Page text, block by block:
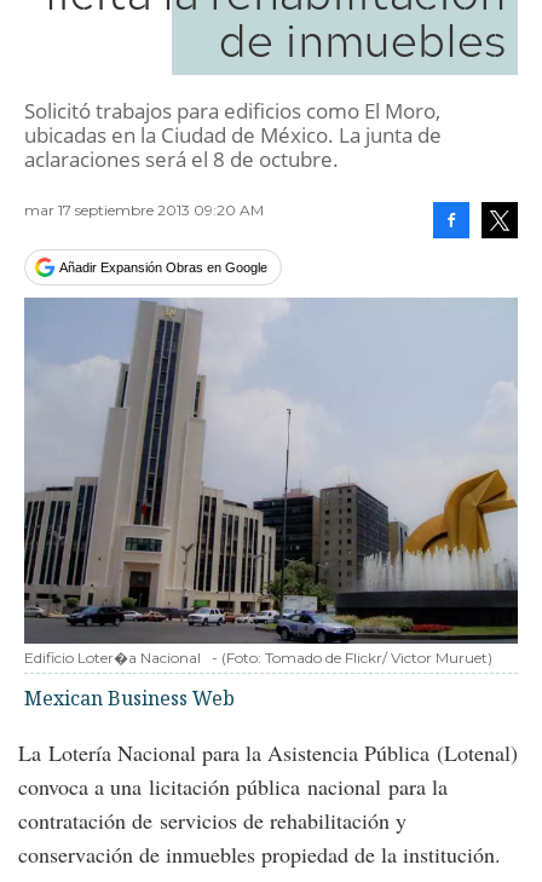
de inmuebles
Solicitó trabajos para edificios como El Moro,
ubicadas en la Ciudad de México. La junta de
aclaraciones será el 8 de octubre.
mar 17 septiembre 2013 09:20 AM
Añadir Expansión Obras en Google
Edificio Loter�a Nacional - (Foto: Tomado de Flickr/ Victor Muruet)
Mexican Business Web
La Lotería Nacional para la Asistencia Pública (Lotenal)
convoca a una licitación pública nacional para la
contratación de servicios de rehabilitación y
conservación de inmuebles propiedad de la institución.